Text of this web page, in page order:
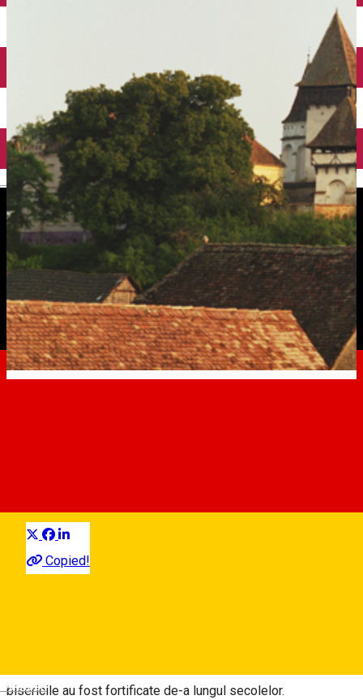
English
Deutsch
Copied!
Despre
bisericile au fost fortificate de-a lungul secolelor.